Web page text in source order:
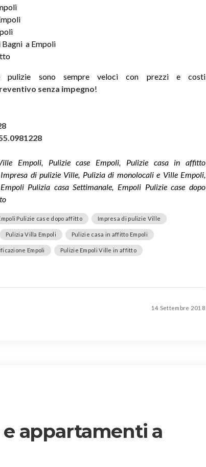
Bagni a Empoli
sono sempre veloci con prezzi e costi
senza impegno!
Empoli, Pulizie case Empoli, Pulizie casa in affitto
di pulizie Ville, Pulizia di monolocali e Ville Empoli,
Pulizia casa Settimanale, Empoli Pulizie case dopo
Pulizie case dopo affitto Impresa di pulizie Ville
Pulizia Villa Empoli Pulizie casa in affitto Empoli
Empoli Pulizie Empoli Ville in affitto
14 Settembre 2018
e appartamenti a